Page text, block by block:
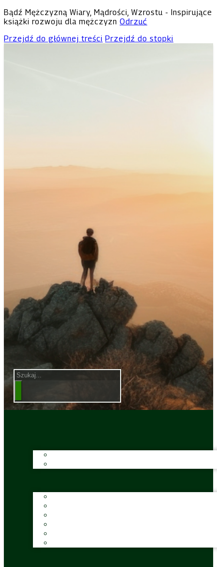
Bądź Mężczyzną Wiary, Mądrości, Wzrostu - Inspirujące
książki rozwoju dla mężczyzn Odrzuć
Przejdź do głównej treści Przejdź do stopki
Szukaj